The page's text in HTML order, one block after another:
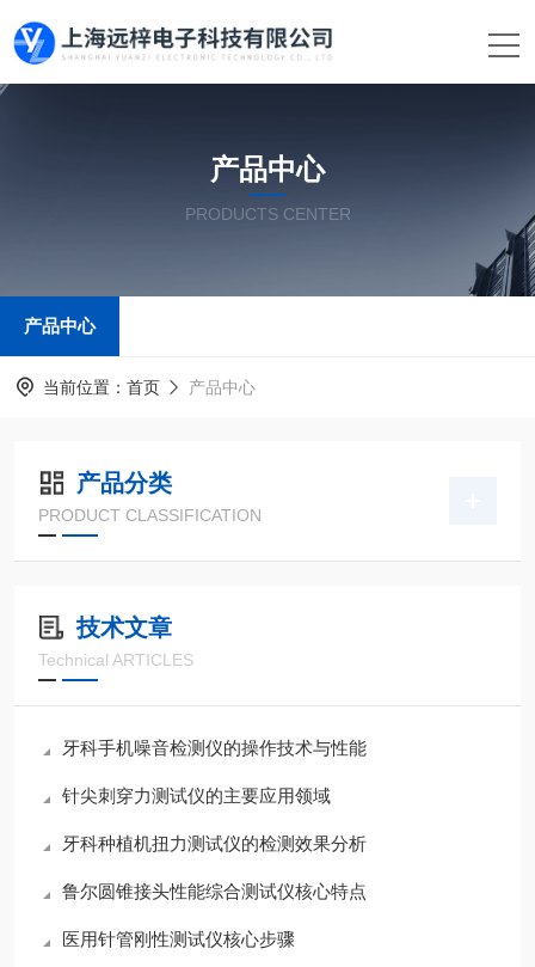
产品中心
PRODUCTS CENTER
产品中心
当前位置： 首页 产品中心
产品分类
PRODUCT CLASSIFICATION
技术文章
Technical ARTICLES
牙科手机噪音检测仪的操作技术与性能
针尖刺穿力测试仪的主要应用领域
牙科种植机扭力测试仪的检测效果分析
鲁尔圆锥接头性能综合测试仪核心特点
医用针管刚性测试仪核心步骤